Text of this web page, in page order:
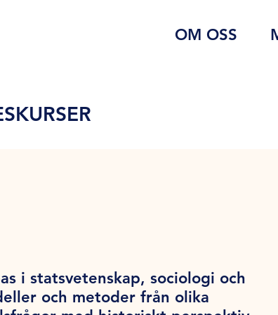
OM OSS
i statsvetenskap, sociologi och
och metoder från olika